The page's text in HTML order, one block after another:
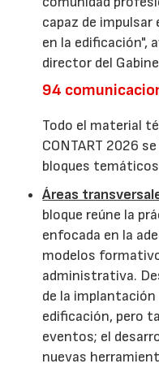
capaz de
en la edificación",
director del
94
Todo el material
CONTART 2026
bloques
Áreas
bloque reúne la
enfocada en la
modelos
administrativa.
de la implantación
edificación, pero
eventos; el
nuevas